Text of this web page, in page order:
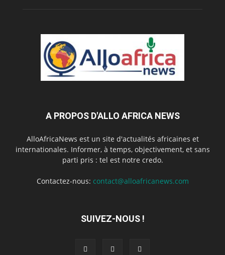
A PROPOS D'ALLO AFRICA NEWS
AlloAfricaNews est un site d'actualités africaines et
internationales. Informer, à temps, objectivement, et sans
parti pris : tel est notre credo.
Contactez-nous: contact@alloafricanews.com
SUIVEZ-NOUS !